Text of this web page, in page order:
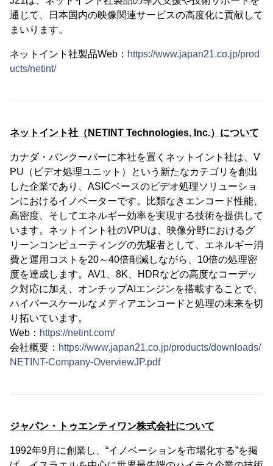
通じて、日本国内の映像関連サービスの高度化に貢献して
まいります。
ネットイント社製品Web： https://www.japan21.co.jp/prod
ucts/netint/
ネットイント社（NETINT Technologies, Inc.）について
カナダ・バンクーバーに本社を置くネットイント社は、V
PU（ビデオ処理ユニット）という新たなカテゴリを創出
した企業であり、ASICベースのビデオ処理ソリューショ
ンにおけるイノベーターです。比類なきエンコード性能、
高密度、そしてエネルギー効率を実現する技術を提供して
います。ネットイント社のVPUは、映像分野におけるグ
リーンコンピューティングの先駆者として、エネルギー消
費と運用コストを20～40倍削減しながら、10倍の処理密
度を達成します。AV1、8K、HDRなどの高度なコーデッ
ク対応に加え、オンチップAIエンジンを搭載することで、
ハイパースケールなメディアエンコードと処理の未来を切
り拓いています。
Web： https://netint.com/
会社概要： https://www.japan21.co.jp/products/downloads/
NETINT-Company-OverviewJP.pdf
ジャパン・トゥエンティワン株式会社について
1992年9月に創業し、“イノベーションを市場化する”を掲